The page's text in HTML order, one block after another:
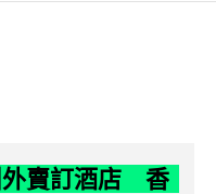
外賣訂酒店 香